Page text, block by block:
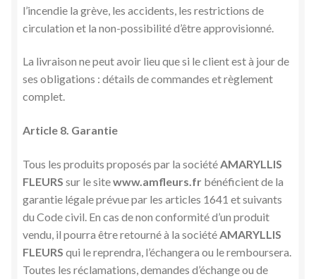
l’incendie la grève, les accidents, les restrictions de
circulation et la non-possibilité d’être approvisionné.
La livraison ne peut avoir lieu que si le client est à jour de
ses obligations : détails de commandes et règlement
complet.
Article 8. Garantie
Tous les produits proposés par la société AMARYLLIS
FLEURS sur le sitewww.amfleurs.fr bénéficient de la
garantie légale prévue par les articles 1641 et suivants
du Code civil. En cas de non conformité d’un produit
vendu, il pourra être retourné à la société AMARYLLIS
FLEURS qui le reprendra, l’échangera ou le remboursera.
Toutes les réclamations, demandes d’échange ou de